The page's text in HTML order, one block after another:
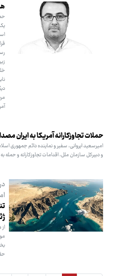
حملات تجاوزکارانه آمریکا به ایران
امیرسعید ایروانی، سفیر و نماینده دائم جمهوری
و دبیرکل سازمان ملل، اقدامات تجاوزکارانه و